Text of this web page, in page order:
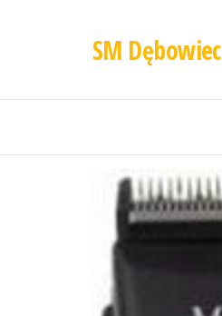
SM Dębowiec